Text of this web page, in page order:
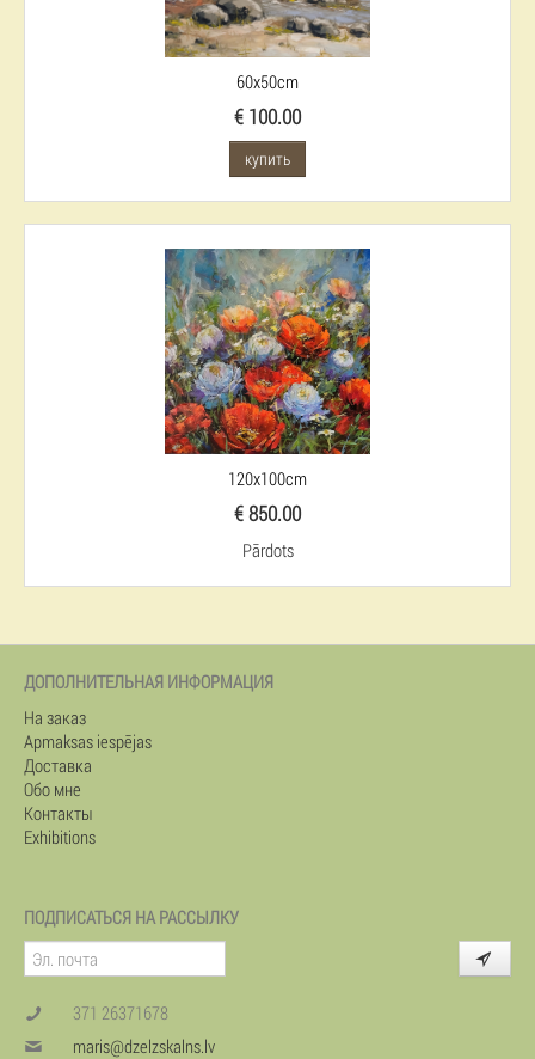
60x50cm
€ 100.00
купить
120x100cm
€ 850.00
Pārdots
ДОПОЛНИТЕЛЬНАЯ ИНФОРМАЦИЯ
На заказ
Apmaksas iespējas
Доставка
Обо мне
Контакты
Exhibitions
ПОДПИСАТЬСЯ НА РАССЫЛКУ
371 26371678
maris@dzelzskalns.lv